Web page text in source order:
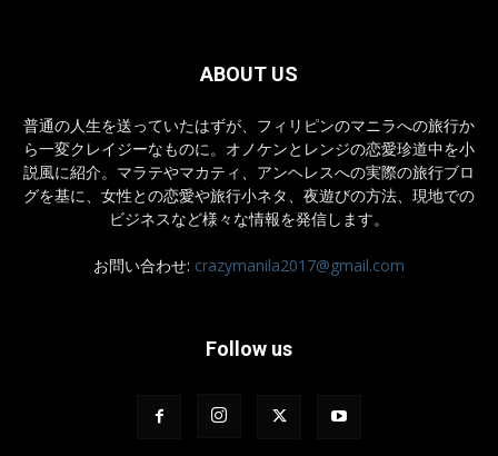
ABOUT US
普通の人生を送っていたはずが、フィリピンのマニラへの旅行か
ら一変クレイジーなものに。オノケンとレンジの恋愛珍道中を小
説風に紹介。マラテやマカティ、アンヘレスへの実際の旅行ブロ
グを基に、女性との恋愛や旅行小ネタ、夜遊びの方法、現地での
ビジネスなど様々な情報を発信します。
お問い合わせ: crazymanila2017@gmail.com
Follow us